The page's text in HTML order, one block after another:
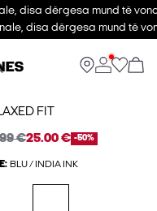
disa dërgesa mund të
disa dërgesa mund të
FIT
€25.00 € -50%
BLU / INDIA INK